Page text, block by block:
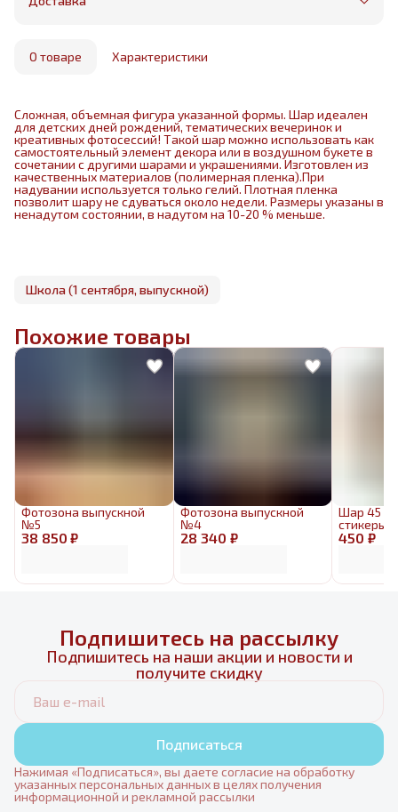
Бесплатная доставка в пределах КАД
маркетплейса
О товаре Характеристики
Сложная, объемная фигура указанной формы. Шар идеален
для детских дней рождений, тематических вечеринок и
креативных фотосессий! Такой шар можно использовать как
самостоятельный элемент декора или в воздушном букете в
сочетании с другими шарами и украшениями. Изготовлен из
качественных материалов (полимерная пленка).При
надувании используется только гелий. Плотная пленка
позволит шару не сдуваться около недели. Размеры указаны в
ненадутом состоянии, в надутом на 10-20 % меньше.
Школа (1 сентября, выпускной)
Похожие товары
38 850 ₽
Фотозона выпускной
№5
28 340 ₽
Фотозона выпускной
№4
450 ₽
Шар 45
стикеры
Подпишитесь на рассылку
Подпишитесь на наши акции и новости и
получите скидку
Подписаться
Нажимая «Подписаться», вы даете согласие на обработку
указанных персональных данных в целях получения
информационной и рекламной рассылки